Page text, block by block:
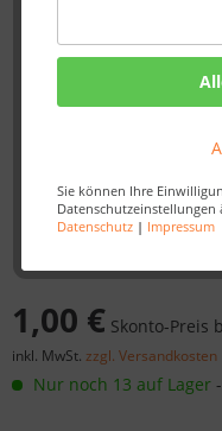
Sie können Ihre
Datenschutzeinstellungen
Datenschutz| Impressum
1,00 € Skonto-Preis
inkl. MwSt. zzgl. Versandkosten
Nur noch 13 auf Lager